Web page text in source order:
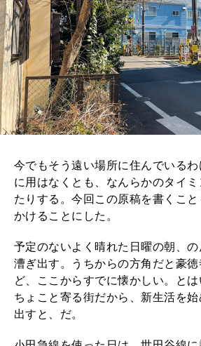
今でもそう遠い場所に住んでいる
に用はなくとも、なんらかのタイ
たりする。今回この原稿を書くこ
かけることにした。
予定のないよく晴れた日曜の朝、
漕ぎ出す。うちからの方角だと豪
ど、ここからすでに懐かしい。とは
ちょこと寄る街だから、新生活を
出すと、だ。